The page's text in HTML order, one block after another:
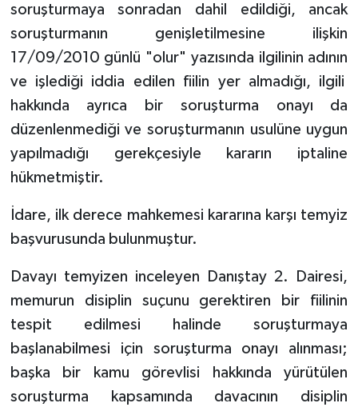
soruşturmaya sonradan dahil edildiği, ancak
soruşturmanın genişletilmesine ilişkin
17/09/2010 günlü "olur" yazısında ilgilinin adının
ve işlediği iddia edilen fiilin yer almadığı, ilgili
hakkında ayrıca bir soruşturma onayı da
düzenlenmediği ve soruşturmanın usulüne uygun
yapılmadığı gerekçesiyle kararın iptaline
hükmetmiştir.
İdare, ilk derece mahkemesi kararına karşı temyiz
başvurusunda bulunmuştur.
Davayı temyizen inceleyen Danıştay 2. Dairesi,
memurun disiplin suçunu gerektiren bir fiilinin
tespit edilmesi halinde soruşturmaya
başlanabilmesi için soruşturma onayı alınması;
başka bir kamu görevlisi hakkında yürütülen
soruşturma kapsamında davacının disiplin